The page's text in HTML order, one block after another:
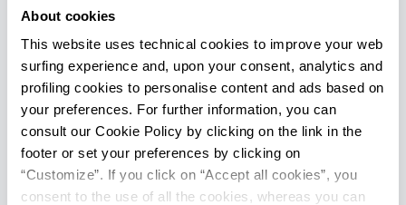
About cookies
This website uses technical cookies to improve your web
surfing experience and, upon your consent, analytics and
profiling cookies to personalise content and ads based on
your preferences. For further information, you can
consult our Cookie Policy by clicking on the link in the
footer or set your preferences by clicking on
“Customize”. If you click on “Accept all cookies”, you
consent to the use of all the cookies, whereas you can
FREMDENVERKEHRSBÜROS
Comacchio - Ufficio Informazioni e Accoglienza Turistica
(IAT-R)
Info
Lido degli Estensi - Ufficio Informazioni e Accoglienza
Turistica (IAT mobile)